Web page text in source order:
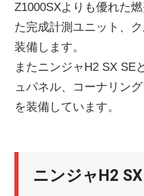
Z1000SXよりも優れた
た完成計測ユニット、
装備します。
またニンジャH2 SX SE
ュパネル、コーナリン
を装備しています。
ニンジャH2